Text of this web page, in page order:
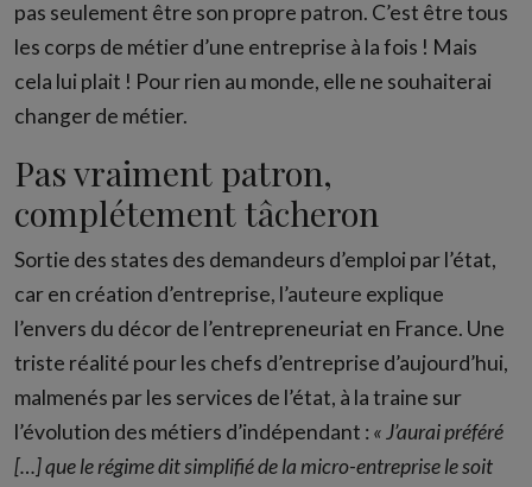
pas seulement être son propre patron. C’est être tous
les corps de métier d’une entreprise à la fois ! Mais
cela lui plait ! Pour rien au monde, elle ne souhaiterai
changer de métier.
Pas vraiment patron,
complétement tâcheron
Sortie des states des demandeurs d’emploi par l’état,
car en création d’entreprise, l’auteure explique
l’envers du décor de l’entrepreneuriat en France. Une
triste réalité pour les chefs d’entreprise d’aujourd’hui,
malmenés par les services de l’état, à la traine sur
l’évolution des métiers d’indépendant : « J’aurai préféré
[…] que le régime dit simplifié de la micro-entreprise le soit